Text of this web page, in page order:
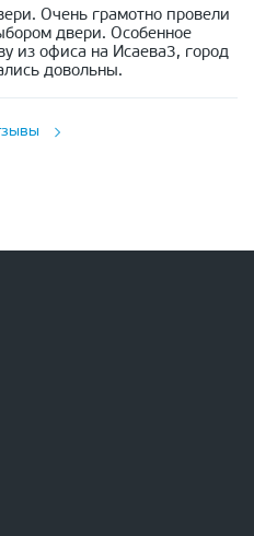
Очень грамотно провели
двери. Особенное
из офиса на Исаева3, город
довольны.